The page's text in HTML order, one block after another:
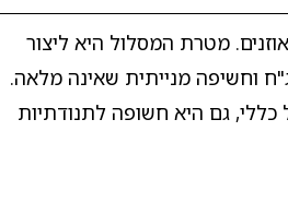
מטרת המסלול היא ליצור
וחשיפה מנייתית שאינה מלאה.
כללי, גם היא חשופה לתנודתיות